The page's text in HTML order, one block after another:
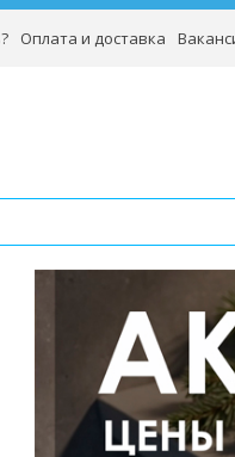
Оплата и доставка